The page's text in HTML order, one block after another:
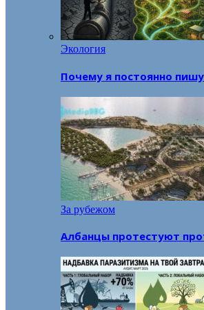
Экология
Почему я постоянно
За рубежом
Албанцы протестуют